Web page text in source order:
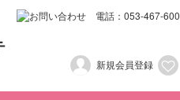
新規会員登録